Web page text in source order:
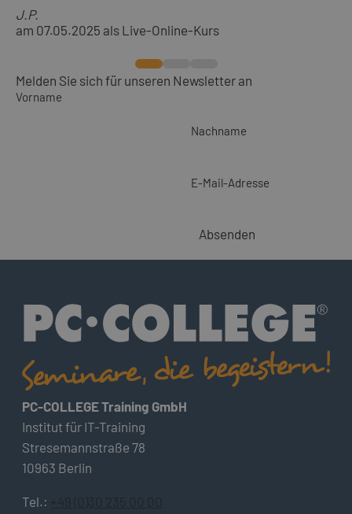
J.P.
am 07.05.2025 als Live-Online-Kurs
Melden Sie sich für unseren Newsletter an
Vorname
Nachname
E-Mail-Adresse
Absenden
PC-COLLEGE Training GmbH
Institut für IT-Training
Stresemannstraße 78
10963 Berlin
Tel.: +49 (0)30 235 00 00